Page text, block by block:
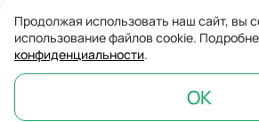
конфиденциальностииПользовательским
© 2013-2026. Все права защищены. Компания
Продолжая использовать наш сайт, вы
использование файлов cookie.
конфиденциальности.
ОК